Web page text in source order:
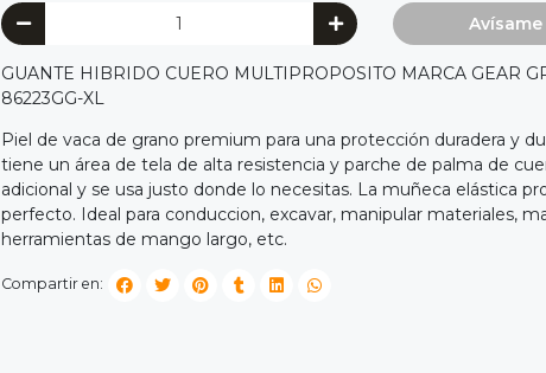
GUANTE HIBRIDO CUERO MULTIPROPOSITO MARCA GEAR
86223GG-XL
Piel de vaca de grano premium para una protección duradera y
tiene un área de tela de alta resistencia y parche de palma de
adicional y se usa justo donde lo necesitas. La muñeca elástica
perfecto. Ideal para conduccion, excavar, manipular materiales,
herramientas de mango largo, etc.
Compartir en: